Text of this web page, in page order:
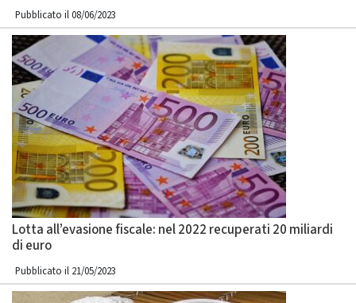
Pubblicato il 08/06/2023
Lotta all’evasione fiscale: nel 2022 recuperati 20 miliardi
di euro
Pubblicato il 21/05/2023